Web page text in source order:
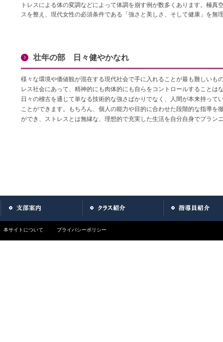
トレスによる体の変調などによって体調を崩す例が数多くあります。極真
スを整え、現代女性の必須条件である「強さと美しさ、そして健康」を無
壮年の部 日々健やかなれ
様々な環境や価値観が混在する現代社会で手に入れることが最も難しいも
レス社会にあって、精神的にも肉体的にも自らをコントロールすることは
日々の稽古を通じて単なる技術的な強さばかりでなく、人間が本来持って
ことができます。もちろん、個人の能力や目的に合わせた段階的な指導を
ができ、ストレスとは無縁な、理想的で充実した生活を自分自身でプラン
本サイトについて プライバシーポリシー